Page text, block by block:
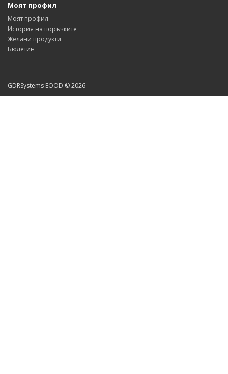
Моят профил
Моят профил
История на поръчките
Желани продукти
Бюлетин
GDRSystems EOOD © 2026